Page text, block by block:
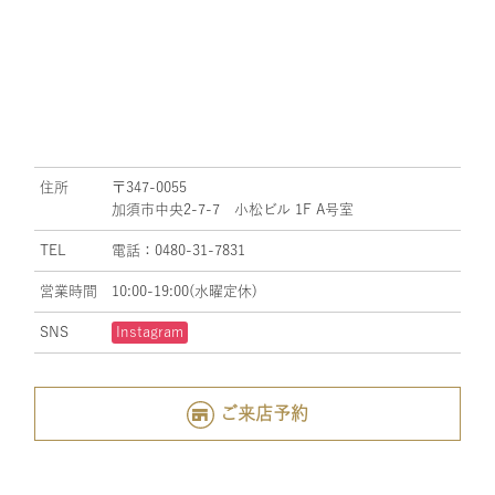
住所
〒347-0055
加須市中央2-7-7 小松ビル 1F A号室
TEL 電話：0480-31-7831
営業時間 10:00-19:00(水曜定休)
SNS Instagram
ご来店予約